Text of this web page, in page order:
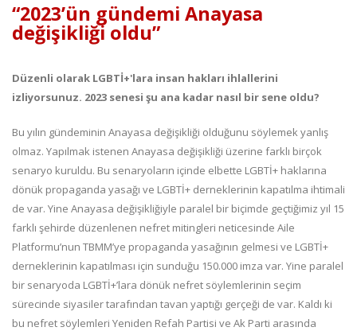
“2023’ün gündemi Anayasa
değişikliği oldu”
Düzenli olarak LGBTİ+'lara insan hakları ihlallerini
izliyorsunuz. 2023 senesi şu ana kadar nasıl bir sene oldu?
Bu yılın gündeminin Anayasa değişikliği olduğunu söylemek yanlış
olmaz. Yapılmak istenen Anayasa değişikliği üzerine farklı birçok
senaryo kuruldu. Bu senaryoların içinde elbette LGBTİ+ haklarına
dönük propaganda yasağı ve LGBTİ+ derneklerinin kapatılma ihtimali
de var. Yine Anayasa değişikliğiyle paralel bir biçimde geçtiğimiz yıl 15
farklı şehirde düzenlenen nefret mitingleri neticesinde Aile
Platformu’nun TBMM’ye propaganda yasağının gelmesi ve LGBTİ+
derneklerinin kapatılması için sunduğu 150.000 imza var. Yine paralel
bir senaryoda LGBTİ+’lara dönük nefret söylemlerinin seçim
sürecinde siyasiler tarafından tavan yaptığı gerçeği de var. Kaldı ki
bu nefret söylemleri Yeniden Refah Partisi ve Ak Parti arasında